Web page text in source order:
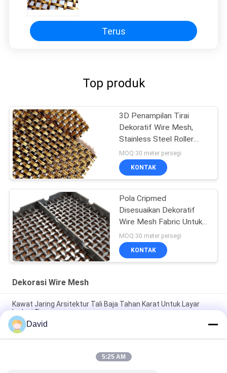
Terus
Top produk
3D Penampilan Tirai
Dekoratif Wire Mesh,
Stainless Steel Roller
Shutter Mesh
MOQ:30 meter persegi
KONTAK
Pola Cripmed
Disesuaikan Dekoratif
Wire Mesh Fabric Untuk
Pintu Keamanan
MOQ:30 meter persegi
KONTAK
Dekorasi Wire Mesh
Kawat Jaring Arsitektur Tali Baja Tahan Karat Untuk Layar
Isolasi Tangga
Kawat Jaring Arsitektur Baja Tahan Karat Berlapis Antik Untuk
Jendela Kabinet
Jaring Logam Arsitektur Berlapis Perunggu Untuk Kabinet dan
David
5:25 AM